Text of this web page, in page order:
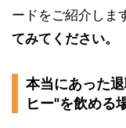
ードをご紹介しま
てみてください。
本当にあった
ヒー"を飲める